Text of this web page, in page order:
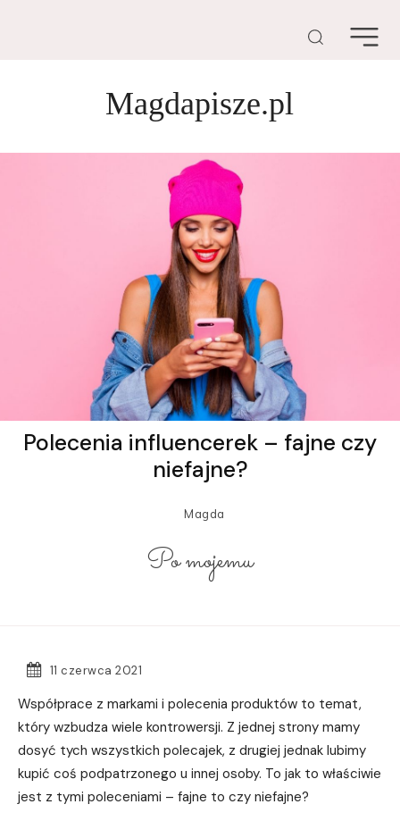
Magdapisze.pl
Polecenia influencerek – fajne czy
niefajne?
Magda
Po mojemu
11 czerwca 2021
Współprace z markami i polecenia produktów to temat,
który wzbudza wiele kontrowersji. Z jednej strony mamy
dosyć tych wszystkich polecajek, z drugiej jednak lubimy
kupić coś podpatrzonego u innej osoby. To jak to właściwie
jest z tymi poleceniami – fajne to czy niefajne?